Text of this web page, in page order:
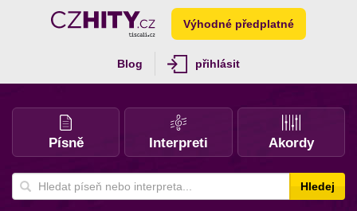
Výhodné předplatné
Blog přihlásit
Písně Interpreti Akordy
Hledej